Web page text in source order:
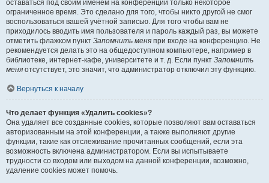
оставаться под своим именем на конференции только некоторое
ограниченное время. Это сделано для того, чтобы никто другой не смог
воспользоваться вашей учётной записью. Для того чтобы вам не
приходилось вводить имя пользователя и пароль каждый раз, вы можете
отметить флажком пункт Запомнить меня при входе на конференцию. Не
рекомендуется делать это на общедоступном компьютере, например в
библиотеке, интернет-кафе, университете и т. д. Если пункт Запомнить
меня отсутствует, это значит, что администратор отключил эту функцию.
Вернуться к началу
Что делает функция «Удалить cookies»?
Она удаляет все созданные cookies, которые позволяют вам оставаться
авторизованным на этой конференции, а также выполняют другие
функции, такие как отслеживание прочитанных сообщений, если эта
возможность включена администратором. Если вы испытываете
трудности со входом или выходом на данной конференции, возможно,
удаление cookies может помочь.